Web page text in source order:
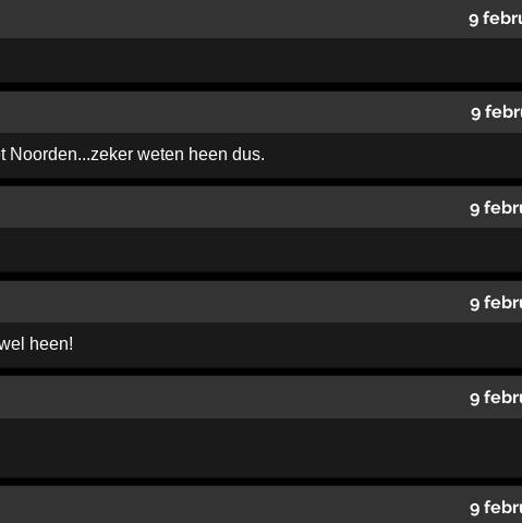
9
9
Noorden...zeker weten heen dus.
9
9
heen!
9
9